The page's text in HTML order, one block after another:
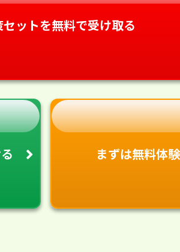
ットを無料で受け取る
まずは無料体験